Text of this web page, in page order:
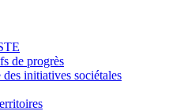
de progrès
initiatives sociétales